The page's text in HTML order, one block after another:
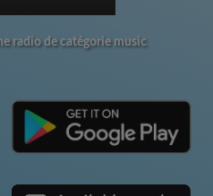
radio de catégorie music